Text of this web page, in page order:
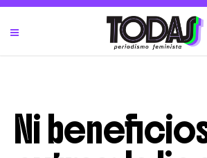
Ni